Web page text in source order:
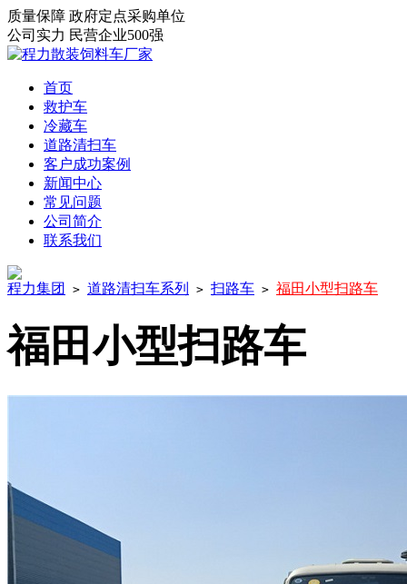
质量保障 政府定点采购单位
公司实力 民营企业500强
首页
救护车
冷藏车
道路清扫车
客户成功案例
新闻中心
常见问题
公司简介
联系我们
程力集团 > 道路清扫车系列 > 扫路车 > 福田小型扫路车
福田小型扫路车